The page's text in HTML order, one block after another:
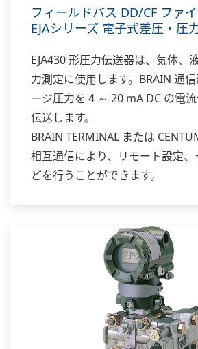
フィールドバス DD/CF ファ
EJAシリーズ 電子式差圧・圧
EJA430 形圧力伝送器は、気体、
力測定に使用します。BRAIN 通
ージ圧力を 4 ～ 20 mA DC の電
伝送します。
BRAIN TERMINAL または
相互通信により、リモート設定
どを行うことができます。